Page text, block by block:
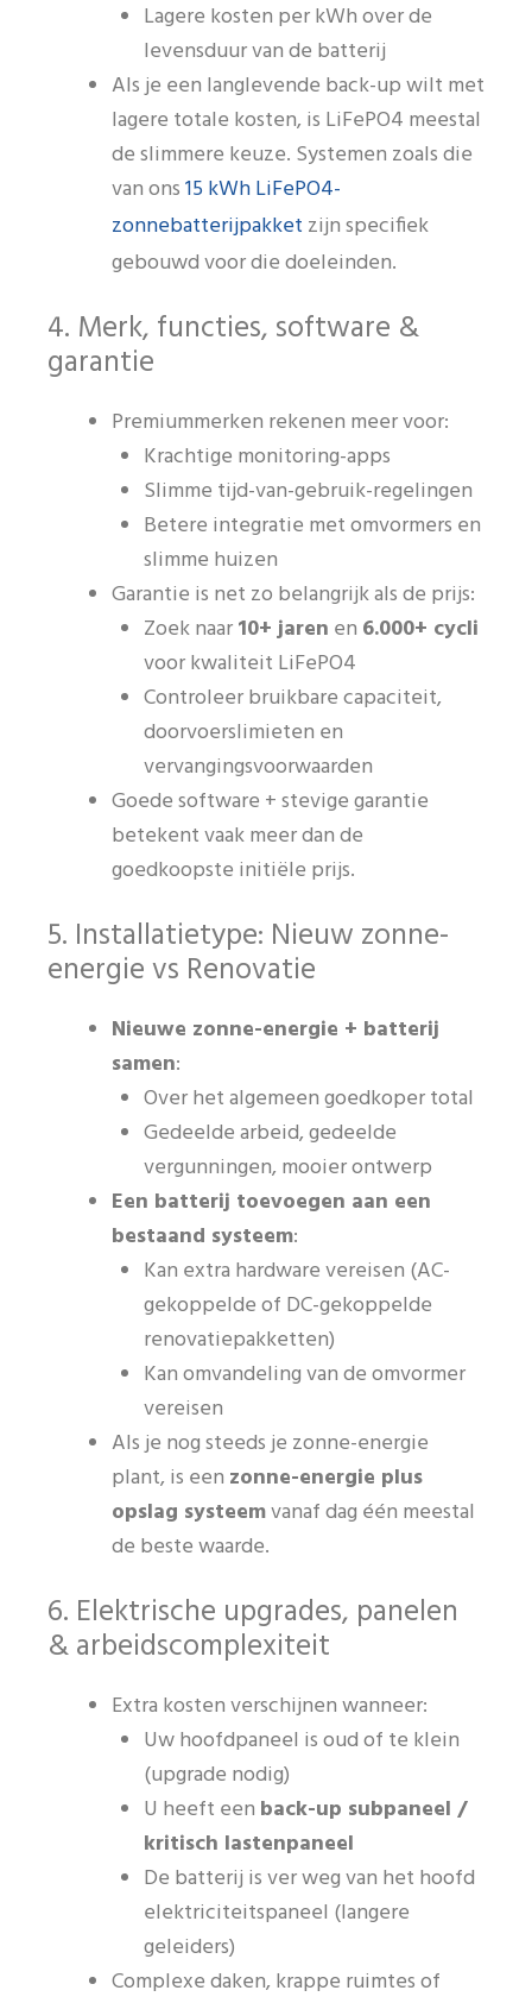
Lagere kosten per kWh over de
levensduur van de batterij
Als je een langlevende back-up wilt met
lagere totale kosten, is LiFePO4 meestal
de slimmere keuze. Systemen zoals die
van ons15 kWh LiFePO4-
zonnebatterijpakket zijn specifiek
gebouwd voor die doeleinden.
4. Merk, functies, software &
garantie
Premiummerken rekenen meer voor:
Krachtige monitoring-apps
Slimme tijd-van-gebruik-regelingen
Betere integratie met omvormers en
slimme huizen
Garantie is net zo belangrijk als de prijs:
Zoek naar10+ jaren en 6.000+ cycli
voor kwaliteit LiFePO4
Controleer bruikbare capaciteit,
doorvoerslimieten en
vervangingsvoorwaarden
Goede software + stevige garantie
betekent vaak meer dan de
goedkoopste initiële prijs.
5. Installatietype: Nieuw zonne-
energie vs Renovatie
Nieuwe zonne-energie + batterij
samen:
Over het algemeen goedkoper total
Gedeelde arbeid, gedeelde
vergunningen, mooier ontwerp
Een batterij toevoegen aan een
bestaand systeem:
Kan extra hardware vereisen (AC-
gekoppelde of DC-gekoppelde
renovatiepakketten)
Kan omvandeling van de omvormer
vereisen
Als je nog steeds je zonne-energie
plant, is een zonne-energie plus
opslag systeemvanaf dag één meestal
de beste waarde.
6. Elektrische upgrades, panelen
& arbeidscomplexiteit
Extra kosten verschijnen wanneer:
Uw hoofdpaneel is oud of te klein
(upgrade nodig)
U heeft een back-up subpaneel /
kritisch lastenpaneel
De batterij is ver weg van het hoofd
elektriciteitspaneel (langere
geleiders)
Complexe daken, krappe ruimtes of